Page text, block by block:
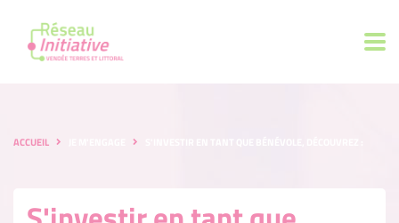
ACCUEIL